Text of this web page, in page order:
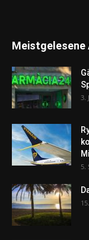
Meistgelesene
3.
5.